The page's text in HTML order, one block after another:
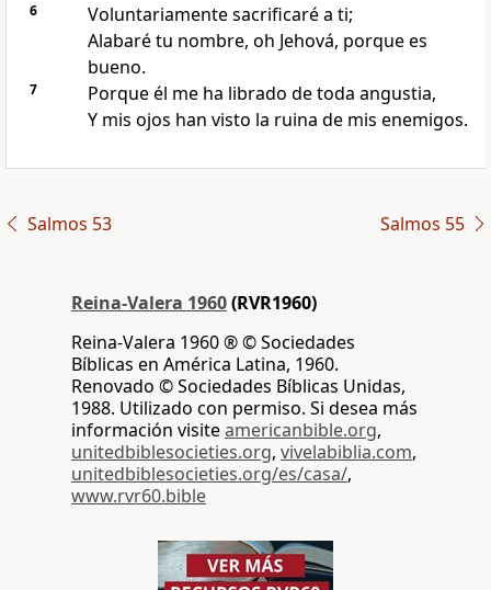
6
Voluntariamente sacrificaré a ti;
Alabaré tu nombre, oh Jehová, porque es
bueno.
7
Porque él me ha librado de toda angustia,
Y mis ojos han visto la ruina de mis enemigos.
Salmos 53 Salmos 55
Reina-Valera 1960(RVR1960)
Reina-Valera 1960 ® © Sociedades
Bíblicas en América Latina, 1960.
Renovado © Sociedades Bíblicas Unidas,
1988. Utilizado con permiso. Si desea más
información visiteamericanbible.org,
unitedbiblesocieties.org, vivelabiblia.com,
unitedbiblesocieties.org/es/casa/,
www.rvr60.bible